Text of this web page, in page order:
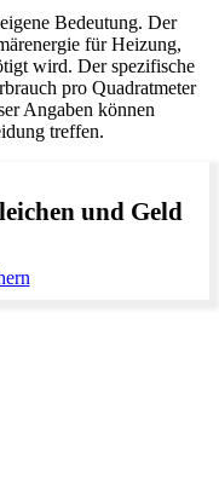
Bedeutung. Der
für Heizung,
wird. Der spezifische
pro Quadratmeter
Angaben können
treffen.
und Geld